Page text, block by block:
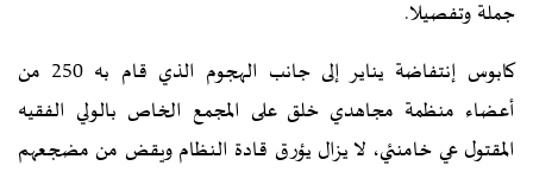
جملة وتفصيلا.
کابوس إنتفاضة يناير إلى جانب الهجوم الذي قام به 250 من
أعضاء منظمة مجاهدي خلق على المجمع الخاص بالولي الفقيه
المقتول عي خامنئي، لا يزال يٶرق قادة النظام ويقض من مضجعهم